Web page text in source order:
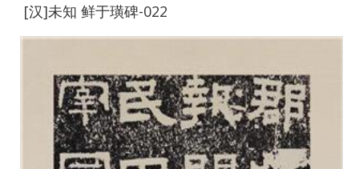
[汉]未知 鲜于璜碑-022